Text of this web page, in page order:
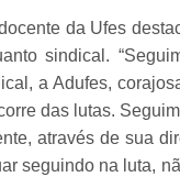
da Ufes
sindical.
a Adufes,
das lutas.
através de sua
seguindo na luta,